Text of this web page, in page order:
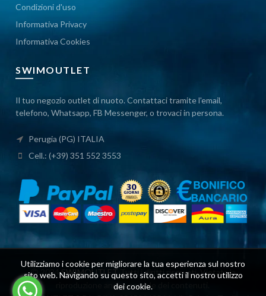
Condizioni d'uso
Informativa Privacy
Informativa Cookies
SWIMOUTLET
Il tuo negozio outlet di nuoto. Contattaci tramite l'email,
telefono, Whatsapp, FB Messenger, o trovaci in persona.
Perugia (PG) ITALIA
Cell.: (+39) 351 552 3553
2024SWIMOUTLETTutti i diritti riservati. Vietata la
riproduzione anche parziale dei contenuti.
Utilizziamo i cookie per migliorare la tua esperienza sul nostro
sito web. Navigando su questo sito, accetti il ​​nostro utilizzo
dei cookie.